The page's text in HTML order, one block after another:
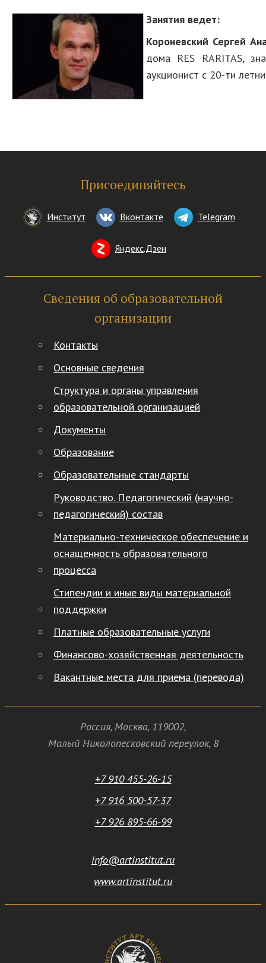
Занятия ведет:
Короневский Сергей
дома RES RARITAS,
аукционист с 20-ти
Присоединяйтесь
Институт Вконтакте Telegram
Яндекс.Дзен
Сведения об образовательной
организации
Контакты
Основные сведения
Структура и органы управления
образовательной организацией
Документы
Образование
Образовательные стандарты
Руководство. Педагогический (научно-
педагогический) состав
Материально-техническое обеспечение и
оснащенность образовательного
процесса
Стипендии и иные виды материальной
поддержки
Платные образовательные услуги
Финансово-хозяйственная деятельность
Вакантные места для приема (перевода)
Россия, Москва, 119002,
Малый Николопесковский переулок,8
+7 910 455-26-15
+7 916 500-57-37
+7 926 895-66-99
info@artinstitut.ru
www.artinstitut.ru